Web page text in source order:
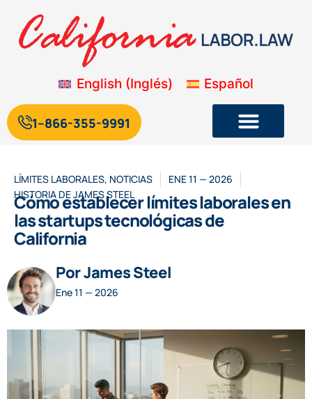
English (Inglés) Español
1--866-355-9991
LÍMITES LABORALES, NOTICIAS
ENE 11 — 2026
HISTORIA DEJAMES STEEL
Cómo establecer límites laborales en
las startups tecnológicas de
California
Por James Steel
Ene 11 — 2026